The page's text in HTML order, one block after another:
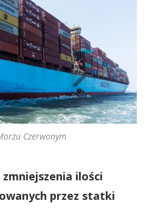
Czerwonym
ilości
przez statki